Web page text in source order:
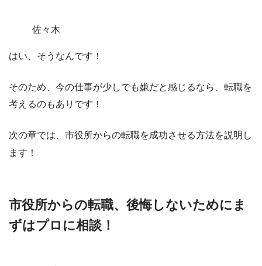
佐々木
はい、そうなんです！
そのため、 今の仕事が少しでも嫌だと感じるなら、転職を
考えるのもありです！
次の章では、市役所からの転職を成功させる方法を説明し
ます！
市役所からの転職、後悔しないためにま
ずはプロに相談！